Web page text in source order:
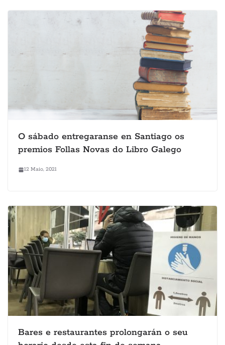
O sábado entregaranse en Santiago os
premios Follas Novas do Libro Galego
12 Maio, 2021
Bares e restaurantes prolongarán o seu